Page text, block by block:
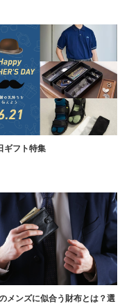
ギフト特集
メンズに似合う財布とは？選